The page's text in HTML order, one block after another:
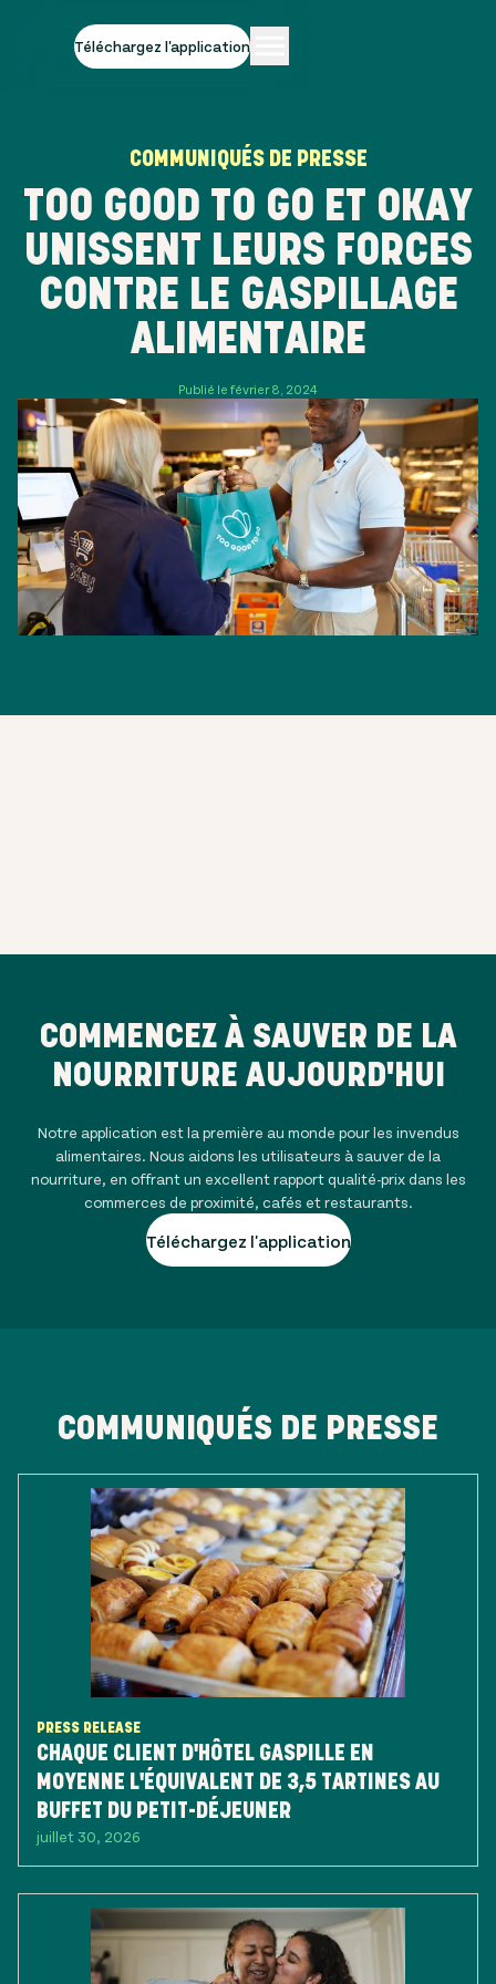
Téléchargez l'application
COMMUNIQUÉS DE PRESSE
TOO GOOD TO GO ET OKAY
UNISSENT LEURS FORCES
CONTRE LE GASPILLAGE
ALIMENTAIRE
Publié le février 8, 2024
COMMENCEZ À SAUVER DE LA
NOURRITURE AUJOURD'HUI
Notre application est la première au monde pour les invendus
alimentaires. Nous aidons les utilisateurs à sauver de la
nourriture, en offrant un excellent rapport qualité-prix dans les
commerces de proximité, cafés et restaurants.
Téléchargez l'application
COMMUNIQUÉS DE PRESSE
PRESS RELEASE
CHAQUE CLIENT D'HÔTEL GASPILLE EN
MOYENNE L'ÉQUIVALENT DE 3,5 TARTINES AU
BUFFET DU PETIT-DÉJEUNER
juillet 30, 2026